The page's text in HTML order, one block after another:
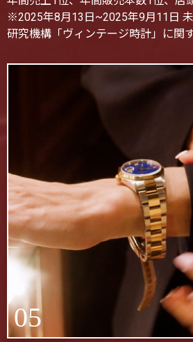
※2025年8月13日~2025年9月11日
研究機構「ヴィンテージ時計」に関
05